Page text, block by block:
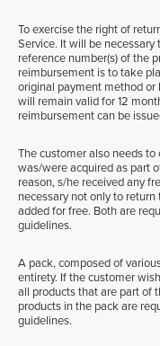
To exercise the right of
Service. It will be necessary
reference number(s) of the
reimbursement is to take
original payment method
will remain valid for 12
reimbursement can be
The customer also needs
was/were acquired as part
reason, s/he received any
necessary not only to
added for free. Both are
guidelines.
A pack, composed of
entirety. If the customer
all products that are part of
products in the pack are
guidelines.